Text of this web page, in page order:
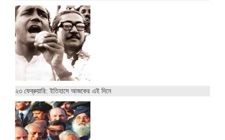
২৩ ফেব্রুয়ারি: ইতিহাসে আজকের এই দিনে